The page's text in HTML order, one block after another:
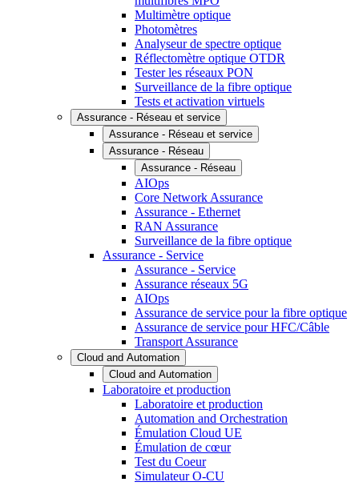
Multimètre optique
Photomètres
Analyseur de spectre optique
Réflectomètre optique OTDR
Tester les réseaux PON
Surveillance de la fibre optique
Tests et activation virtuels
Assurance - Réseau et service
Assurance - Réseau et service
Assurance - Réseau
Assurance - Réseau
AIOps
Core Network Assurance
Assurance - Ethernet
RAN Assurance
Surveillance de la fibre optique
Assurance - Service
Assurance - Service
Assurance réseaux 5G
AIOps
Assurance de service pour la fibre optique
Assurance de service pour HFC/Câble
Transport Assurance
Cloud and Automation
Cloud and Automation
Laboratoire et production
Laboratoire et production
Automation and Orchestration
Émulation Cloud UE
Émulation de cœur
Test du Coeur
Simulateur O-CU